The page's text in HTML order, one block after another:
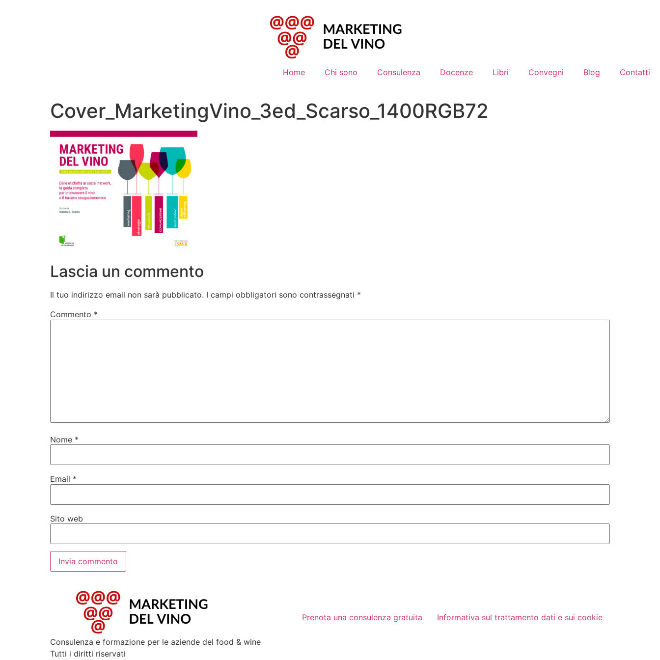
Home Chi sono Consulenza Docenze Libri Convegni Blog Contatti
Cover_MarketingVino_3ed_Scarso_1400RGB72
Lascia un commento
Il tuo indirizzo email non sarà pubblicato. I campi obbligatori sono contrassegnati *
Commento *
Nome *
Email *
Sito web
Consulenza e formazione per le aziende del food & wine
Prenota una consulenza gratuita Informativa sul trattamento dati e sui cookie
Tutti i diritti riservati